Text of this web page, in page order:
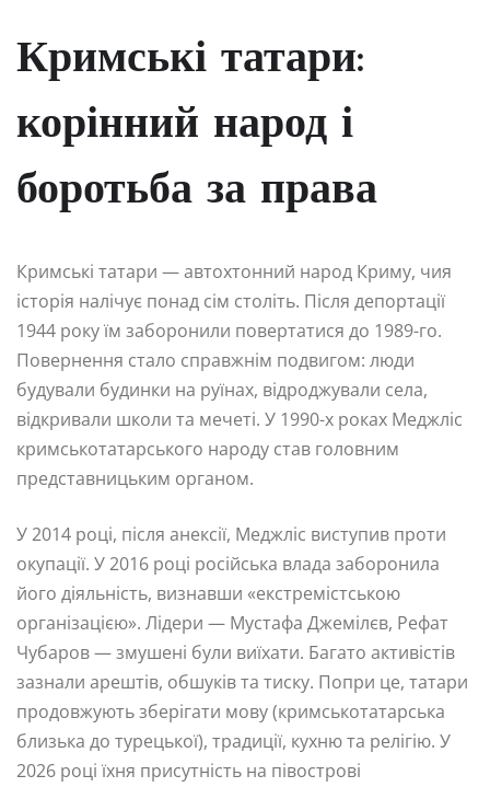
Кримські татари:
корінний народ і
боротьба за права
Кримські татари — автохтонний народ Криму, чия
історія налічує понад сім століть. Після депортації
1944 року їм заборонили повертатися до 1989-го.
Повернення стало справжнім подвигом: люди
будували будинки на руїнах, відроджували села,
відкривали школи та мечеті. У 1990-х роках Меджліс
кримськотатарського народу став головним
представницьким органом.
У 2014 році, після анексії, Меджліс виступив проти
окупації. У 2016 році російська влада заборонила
його діяльність, визнавши «екстремістською
організацією». Лідери — Мустафа Джемілєв, Рефат
Чубаров — змушені були виїхати. Багато активістів
зазнали арештів, обшуків та тиску. Попри це, татари
продовжують зберігати мову (кримськотатарська
близька до турецької), традиції, кухню та релігію. У
2026 році їхня присутність на півострові